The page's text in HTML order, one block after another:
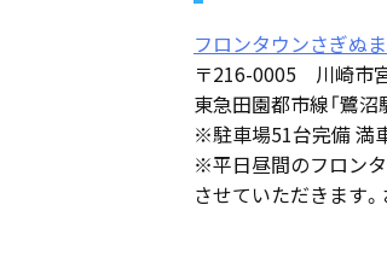
フロンタウンさぎぬま
〒216-0005 川崎市宮
東急田園都市線「鷺
※駐車場51台完備 満
※平日昼間のフロン
させていただきます